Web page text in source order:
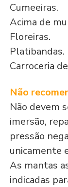
Cumeeiras.
Acima de
Floreiras.
Platibandas.
Carroceria
Não
Não devem
imersão,
pressão
unicamente
As mantas
indicadas